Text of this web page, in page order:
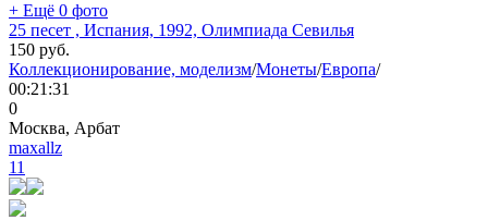
+ Ещё 0 фото
25 песет , Испания, 1992, Олимпиада Севилья
150 руб.
Коллекционирование, моделизм/Монеты/Европа/
00:21:31
0
Москва, Арбат
maxallz
11